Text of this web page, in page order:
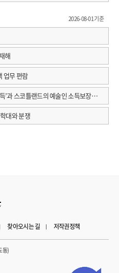
2026-08-01 기준
해
업무 편람
’과 스코틀랜드의 예술인 소득보장정
대와 분쟁
찾아오시는 길 저작권정책
동)